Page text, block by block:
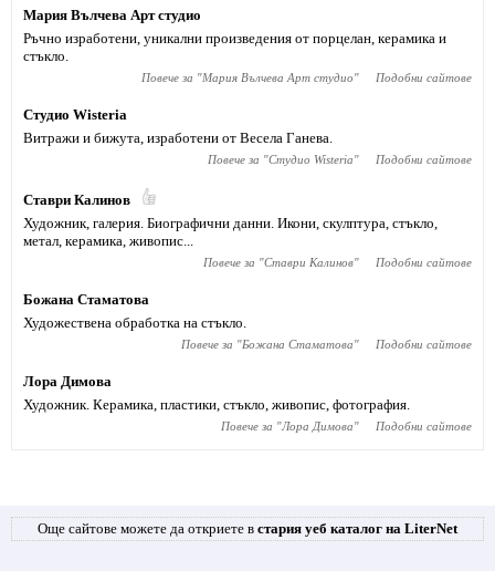
Мария Вълчева Арт студио
Ръчно изработени, уникални произведения от порцелан, керамика и
стъкло.
Повече за "Мария Вълчева Арт студио" Подобни сайтове
Студио Wisteria
Витражи и бижута, изработени от Весела Ганева.
Повече за "Студио Wisteria" Подобни сайтове
Ставри Калинов
Художник, галерия. Биографични данни. Икони, скулптура, стъкло,
метал, керамика, живопис...
Повече за "Ставри Калинов" Подобни сайтове
Божана Стаматова
Художествена обработка на стъкло.
Повече за "Божана Стаматова" Подобни сайтове
Лора Димова
Художник. Керамика, пластики, стъкло, живопис, фотография.
Повече за "Лора Димова" Подобни сайтове
Още сайтове можете да откриете в стария уеб каталог на LiterNet